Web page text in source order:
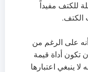
للكتف مفيداً
الكتف.
على الرغم من
تكون أداة قيمة
ينبغي اعتبارها